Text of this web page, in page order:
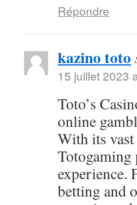
Répondre
kazino toto
15 juillet 2023
Toto’s
online
With its
Totogaming
experience.
betting and